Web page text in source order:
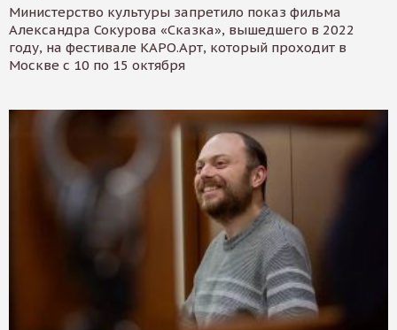
Министерство культуры запретило показ фильма
Александра Сокурова «Сказка», вышедшего в 2022
году, на фестивале КАРО.Арт, который проходит в
Москве с 10 по 15 октября